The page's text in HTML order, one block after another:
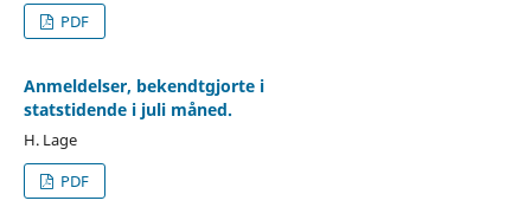
PDF
Anmeldelser, bekendtgjorte i
statstidende i juli måned.
H. Lage
PDF